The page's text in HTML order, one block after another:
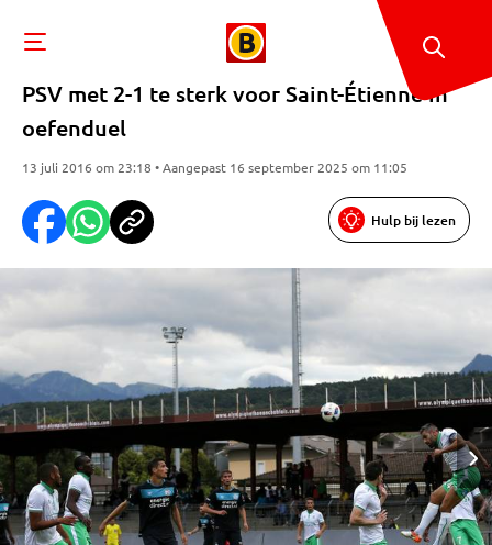
PSV met 2-1 te sterk voor Saint-Étienne in
oefenduel
13 juli 2016 om 23:18 • Aangepast 16 september 2025 om 11:05
Hulp bij lezen